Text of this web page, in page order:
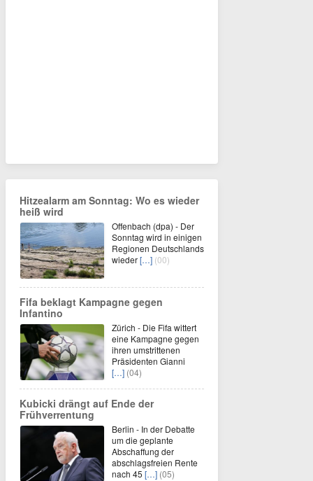
Hitzealarm am Sonntag: Wo es wieder
heiß wird
Offenbach (dpa) - Der
Sonntag wird in einigen
Regionen Deutschlands
wieder[…] (00)
Fifa beklagt Kampagne gegen
Infantino
Zürich - Die Fifa wittert
eine Kampagne gegen
ihren umstrittenen
Präsidenten Gianni
[…] (04)
Kubicki drängt auf Ende der
Frühverrentung
Berlin - In der Debatte
um die geplante
Abschaffung der
abschlagsfreien Rente
nach 45 […] (05)